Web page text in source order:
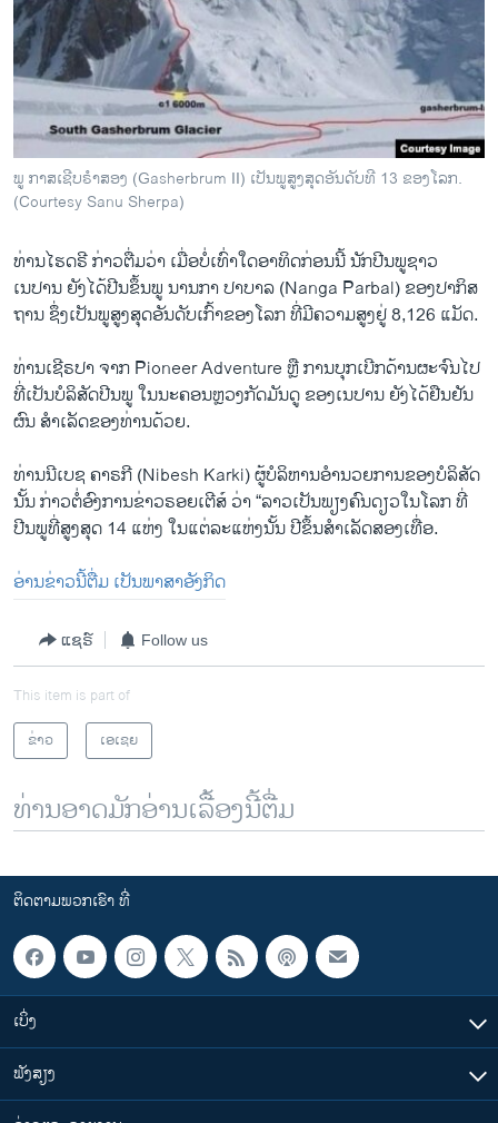
ພູ ກາສເຊີບຣຳສອງ (Gasherbrum II) ເປັນພູສູງສຸດອັນດັບທີ 13 ຂອງໂລກ.
(Courtesy Sanu Sherpa)
ທ່ານໄຮດຣີ ກ່າວຕື່ມວ່າ ເມື່ອບໍ່ເທົ່າໃດອາທິດກ່ອນນີ້ ນັກປີນພູຊາວ
ເນປານ ຍັງໄດ້ປີນຂຶ້ນພູ ນານກາ ປາບາລ (Nanga Parbal) ຂອງປາກິສ
ຖານ ຊຶ່ງເປັນພູສູງສຸດອັນດັບເກົ້າຂອງໂລກ ທີ່ມີຄວາມສູງຢູ່ 8,126 ແມັດ.
ທ່ານເຊີຣປາ ຈາກ Pioneer Adventure ຫຼື ການບຸກເບີກດ້ານຜະຈົນໄປ
ທີ່ເປັນບໍລິສັດປີນພູ ໃນນະຄອນຫຼວງກັດມັນດູ ຂອງເນປານ ຍັງໄດ້ຢືນຢັນ
ຜົນ ສຳເລັດຂອງທ່ານດ້ວຍ.
ທ່ານນີເບຊ ຄາຣກີ (Nibesh Karki) ຜູ້ບໍລິຫານອຳນວຍການຂອງບໍລິສັດ
ນັ້ນ ກ່າວຕໍ່ອົງການຂ່າວຣອຍເຕີສ໌ ວ່າ “ລາວເປັນພຽງຄົນດຽວໃນໂລກ ທີ່
ປີນພູທີ່ສູງສຸດ 14 ແຫ່ງ ໃນແຕ່ລະແຫ່ງນັ້ນ ປີຂຶ້ນສຳເລັດສອງເທື່ອ.
ອ່ານຂ່າວນີ້ຕື່ມ ເປັນພາສາອັງກິດ
ແຊຣ໌ Follow us
This item is part of
ຂ່າວ
ເອເຊຍ
ທ່ານອາດມັກອ່ານເລື້ອງນີ້ຕື່ມ
ຕິດຕາມພວກເຮົາ ທີ່
ເບິ່ງ
ຟັງສຽງ